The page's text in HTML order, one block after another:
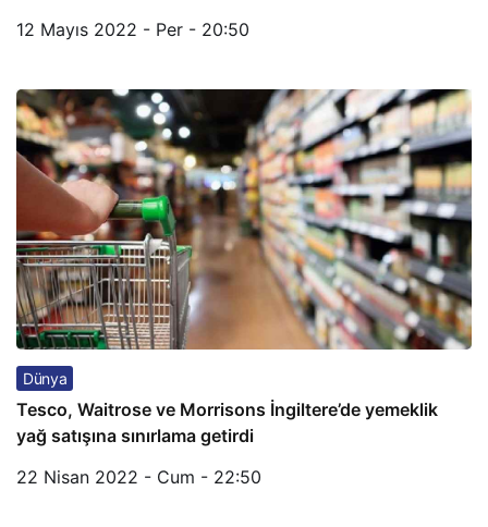
12 Mayıs 2022 - Per - 20:50
Dünya
Tesco, Waitrose ve Morrisons İngiltere’de yemeklik
yağ satışına sınırlama getirdi
22 Nisan 2022 - Cum - 22:50